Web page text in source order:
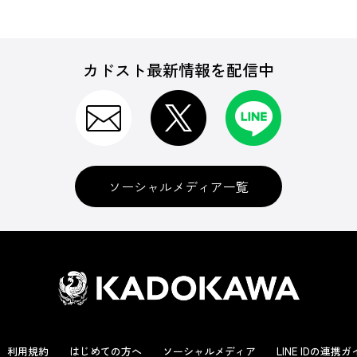
タイトル別
カドスト最新情報を配信中
ソーシャルメディア一覧
利用規約 はじめての方へ ソーシャルメディア LINE IDの連携ガ